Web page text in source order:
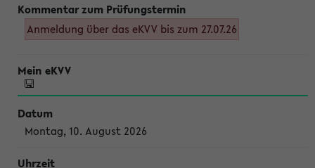
Anmeldung über das eKVV bis zum 27.07.26
Montag, 10. August 2026